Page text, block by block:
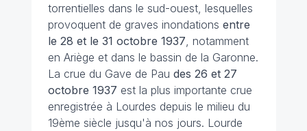
torrentielles dans le sud-ouest, lesquelles
provoquent de graves inondations entre
le 28 et le 31 octobre 1937 , notamment
en Ariège et dans le bassin de la Garonne.
La crue du Gave de Pau des 26 et 27
octobre 1937 est la plus importante crue
enregistrée à Lourdes depuis le milieu du
19ème siècle jusqu'à nos jours. Lourde